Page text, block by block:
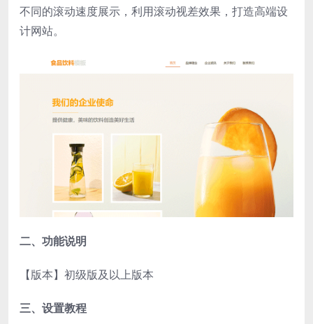
不同的滚动速度展示，利用滚动视差效果，打造高端设
计网站。
二、功能说明
【版本】初级版及以上版本
三、设置教程